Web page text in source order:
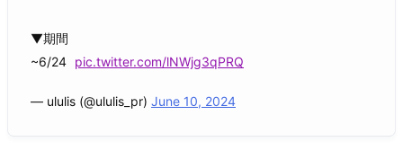
▼期間
~6/24 pic.twitter.com/lNWjg3qPRQ
— ululis (@ululis_pr) June 10, 2024